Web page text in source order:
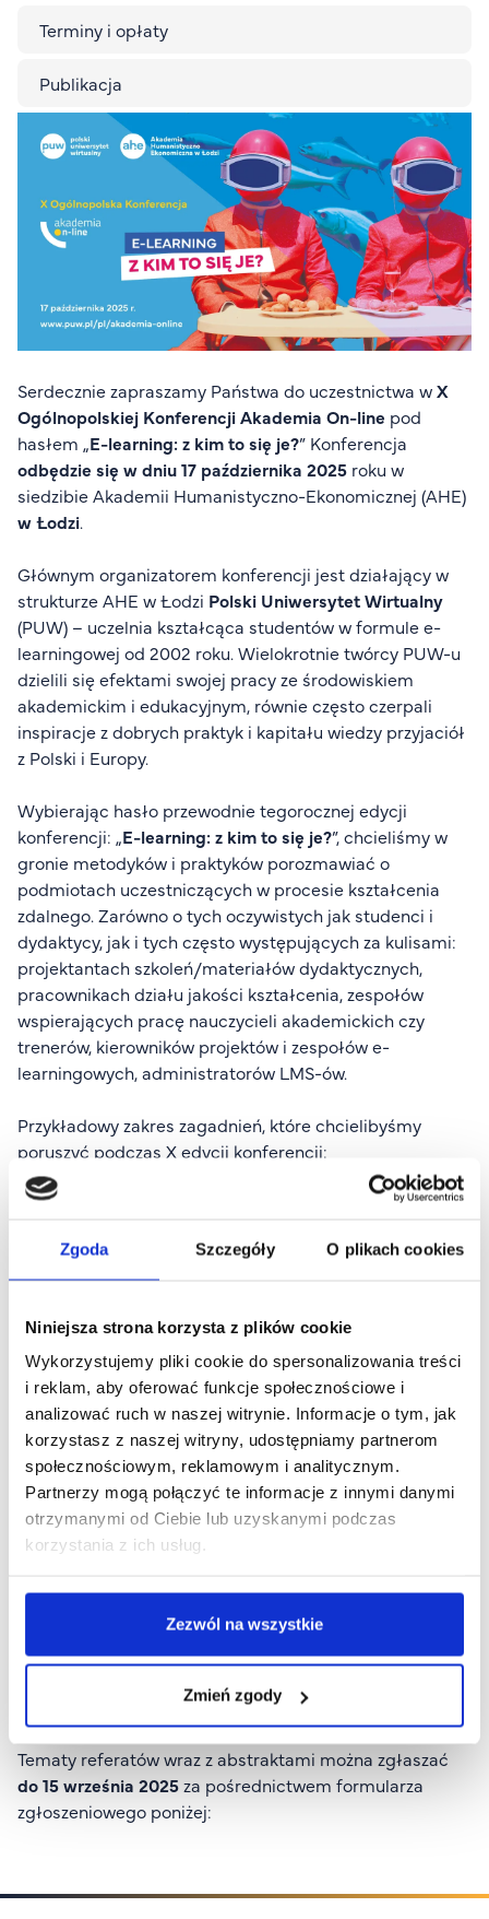
Zgoda Szczegóły O plikach cookies
Niniejsza strona korzysta z plików cookie
Wykorzystujemy pliki cookie do spersonalizowania treści
i reklam, aby oferować funkcje społecznościowe i
analizować ruch w naszej witrynie. Informacje o tym, jak
korzystasz z naszej witryny, udostępniamy partnerom
społecznościowym, reklamowym i analitycznym.
Partnerzy mogą połączyć te informacje z innymi danymi
otrzymanymi od Ciebie lub uzyskanymi podczas
korzystania z ich usług.
Zezwól na wszystkie
Zmień zgody
Organizacja studiów
Aktualności
Stypendia
Zjazdy
Dyżury prorektorów
Jak zostać studentem AHE
Biuro rekrutacji
Zasady przyjęcia na studia
Harmonogram przyjęć na studia
O nas
Akademia Online
Jak się studiuje przez Internet?
FAQ
Strefa wiedzy
Kontakt
Górny pasek
Rekrutacja
Platforma zdalnego nauczania
Wirtualny Pokój Studenta
Terminy i opłaty
Publikacja
Serdecznie zapraszamy Państwa do uczestnictwa wX
Ogólnopolskiej Konferencji Akademia On-line pod
hasłem „E-learning: z kim to się je?” Konferencja
odbędzie się w dniu 17 października 2025 roku w
siedzibie Akademii Humanistyczno-Ekonomicznej (AHE)
w Łodzi.
Głównym organizatorem konferencji jest działający w
strukturze AHE w Łodzi Polski Uniwersytet Wirtualny
(PUW) – uczelnia kształcąca studentów w formule e-
learningowej od 2002 roku. Wielokrotnie twórcy PUW-u
dzielili się efektami swojej pracy ze środowiskiem
akademickim i edukacyjnym, równie często czerpali
inspiracje z dobrych praktyk i kapitału wiedzy przyjaciół
z Polski i Europy.
Wybierając hasło przewodnie tegorocznej edycji
konferencji: „E-learning: z kim to się je?”, chcieliśmy w
gronie metodyków i praktyków porozmawiać o
podmiotach uczestniczących w procesie kształcenia
zdalnego. Zarówno o tych oczywistych jak studenci i
dydaktycy, jak i tych często występujących za kulisami:
projektantach szkoleń/materiałów dydaktycznych,
pracownikach działu jakości kształcenia, zespołów
wspierających pracę nauczycieli akademickich czy
trenerów, kierowników projektów i zespołów e-
learningowych, administratorów LMS-ów.
Przykładowy zakres zagadnień, które chcielibyśmy
poruszyć podczas X edycji konferencji:
e-learning z perspektywy poszczególnych podmiotów
potencjalne problemy we współpracy pomiędzy
rozwiązywania,
AI: wciąż tylko narzędzie czy już równoważny partner w
procesie kształcenia?,
case studies: prezentacja konkretnych działań i
rozwiązań metodologicznych oraz narzędzi nauczania
na odległość wykorzystywanych w Państwa instytucji.
Konferencja adresowana jest w szczególności do
wykładowców akademickich i nauczycieli, badaczy,
przedstawicieli instytucji kultury oraz NGO, a także
pracowników administracyjnych uczelni i szkół.
prelegentów, jaki i uczestników.
Tematy referatów wraz z abstraktami można zgłaszać
do 15 września 2025za pośrednictwem formularza
zgłoszeniowego poniżej: